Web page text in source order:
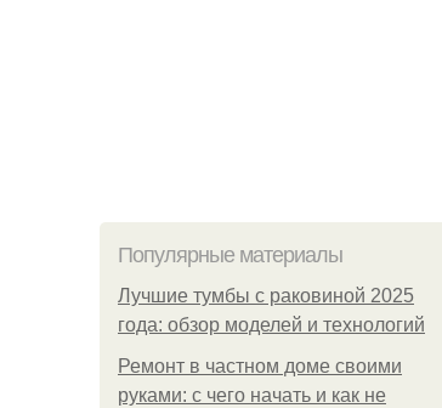
Популярные материалы
Лучшие тумбы с раковиной 2025
года: обзор моделей и технологий
Ремонт в частном доме своими
руками: с чего начать и как не